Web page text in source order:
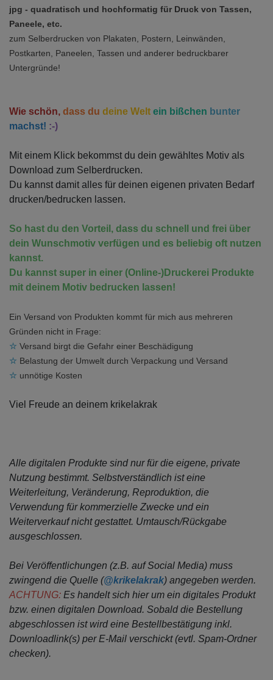
jpg - quadratisch und hochformatig für Druck von Tassen,
Paneele, etc.
zum Selberdrucken von Plakaten, Postern, Leinwänden,
Postkarten, Paneelen, Tassen und anderer bedruckbarer
Untergründe!
Wie schön, dass du deine Welt ein bißchen bunter
machst! :-)
Mit einem Klick bekommst du dein gewähltes Motiv als
Download zum Selberdrucken.
Du kannst damit alles für deinen eigenen privaten Bedarf
drucken/bedrucken lassen.
So hast du den Vorteil, dass du schnell und frei über
dein Wunschmotiv verfügen und es beliebig oft nutzen
kannst.
Du kannst super in einer (Online-)Druckerei Produkte
mit deinem Motiv bedrucken lassen!
Ein Versand von Produkten kommt für mich aus mehreren
Gründen nicht in Frage:
☆ Versand birgt die Gefahr einer Beschädigung
☆ Belastung der Umwelt durch Verpackung und Versand
☆ unnötige Kosten
Viel Freude an deinem krikelakrak
Alle digitalen Produkte sind nur für die eigene, private
Nutzung bestimmt. Selbstverständlich ist eine
Weiterleitung, Veränderung, Reproduktion, die
Verwendung für kommerzielle Zwecke und ein
Weiterverkauf nicht gestattet. Umtausch/Rückgabe
ausgeschlossen.
Bei Veröffentlichungen (z.B. auf Social Media) muss
zwingend die Quelle (@krikelakrak) angegeben werden.
ACHTUNG: Es handelt sich hier um ein digitales Produkt
bzw. einen digitalen Download. Sobald die Bestellung
abgeschlossen ist wird eine Bestellbestätigung inkl.
Downloadlink(s) per E-Mail verschickt (evtl. Spam-Ordner
checken).